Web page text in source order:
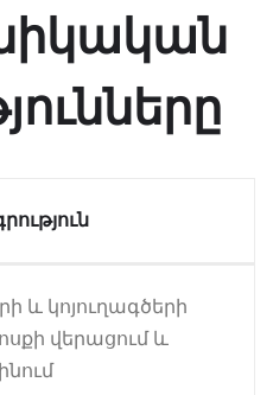
և կոյուղագծերի
վերացում և